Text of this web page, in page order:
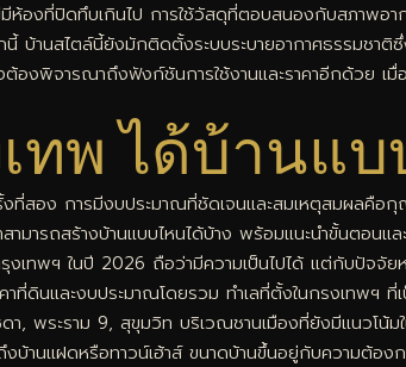
ห้องที่ปิดทึบเกินไป การใช้วัสดุที่ตอบสนองกับสภาพ
านสไตล์นี้ยังมักติดตั้งระบบระบายอากาศธรรมชาติ
งพิจารณาถึงฟังก์ชันการใช้งานและราคาอีกด้วย เ
เทพ ได้บ้านแ
ที่สอง การมีงบประมาณที่ชัดเจนและสมเหตุสมผลคือ
รถสร้างบ้านแบบไหนได้บ้าง พร้อมแนะนำขั้นตอนแล
เทพฯ ในปี 2026 ถือว่ามีความเป็นไปได้ แต่กับปัจจั
ที่ดินและงบประมาณโดยรวม ทำเลที่ตั้งในกรงเทพฯ
พระราม 9, สุขุมวิท บริเวณชานเมืองที่ยังมีแนวโน้ม
บ้านแฝดหรือทาวน์เฮ้าส์ ขนาดบ้านขึ้นอยู่กับความต้อ